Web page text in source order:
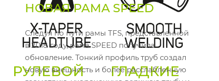
НОВАЯ РАМА SPEED
Следуя по пути рамы TFS, представленной
в 2018 году, рама SPEED получила
обновление. Тонкий профиль труб создал
новую внешность и более расслабленную
РУЛЕВОЙ
ГЛАДКИЕ